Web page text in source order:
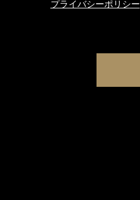
プライバシーポリシー